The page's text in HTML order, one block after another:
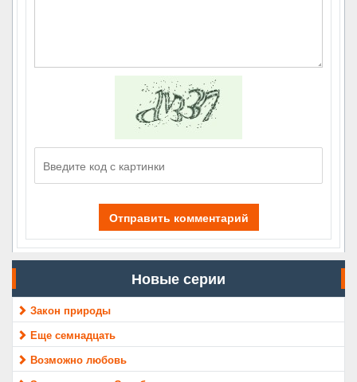
Отправить комментарий
Новые серии
Закон природы
Еще семнадцать
Возможно любовь